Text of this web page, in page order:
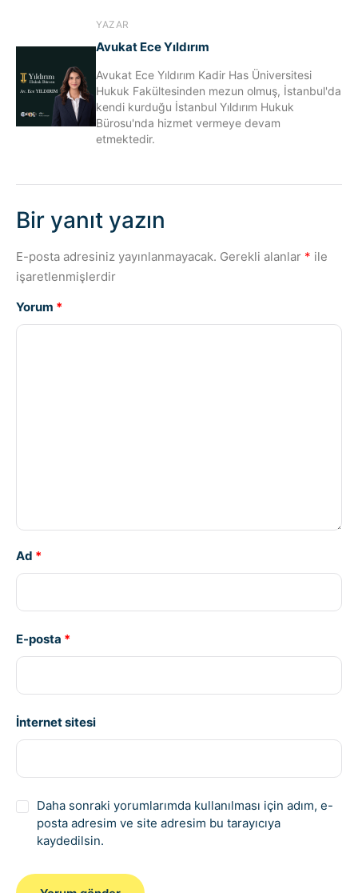
YAZAR
Avukat Ece Yıldırım
Avukat Ece Yıldırım Kadir Has Üniversitesi
Hukuk Fakültesinden mezun olmuş, İstanbul'da
kendi kurduğu İstanbul Yıldırım Hukuk
Bürosu'nda hizmet vermeye devam
etmektedir.
Bir yanıt yazın
E-posta adresiniz yayınlanmayacak. Gerekli alanlar * ile
işaretlenmişlerdir
Yorum *
Ad *
E-posta *
İnternet sitesi
Daha sonraki yorumlarımda kullanılması için adım, e-
posta adresim ve site adresim bu tarayıcıya
kaydedilsin.